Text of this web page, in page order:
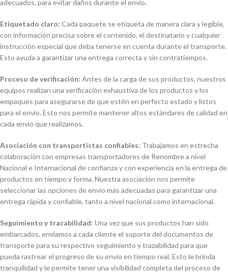
adecuados, para evitar daños durante el envío.
Etiquetado claro: Cada paquete se etiqueta de manera clara y legible,
con información precisa sobre el contenido, el destinatario y cualquier
instrucción especial que deba tenerse en cuenta durante el transporte.
Esto ayuda a garantizar una entrega correcta y sin contratiempos.
Proceso de verificación: Antes de la carga de sus productos, nuestros
equipos realizan una verificación exhaustiva de los productos y los
empaques para asegurarse de que estén en perfecto estado y listos
para el envío. Esto nos permite mantener altos estándares de calidad en
cada envío que realizamos.
Asociación con transportistas confiables: Trabajamos en estrecha
colaboración con empresas transportadores de Renombre a nivel
Nacional e Internacional de confianza y con experiencia en la entrega de
productos en tiempo y forma. Nuestra asociación nos permite
seleccionar las opciones de envío más adecuadas para garantizar una
entrega rápida y confiable, tanto a nivel nacional como internacional.
Seguimiento y trazabilidad: Una vez que sus productos han sido
embarcados, enviamos a cada cliente el soporte del documentos de
transporte para su respectivo seguimiento y trazabilidad para que
pueda rastrear el progreso de su envío en tiempo real. Esto le brinda
tranquilidad y le permite tener una visibilidad completa del proceso de